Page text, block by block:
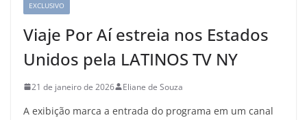
EXCLUSIVO
Viaje Por Aí estreia nos Estados
Unidos pela LATINOS TV NY
21 de janeiro de 2026 Eliane de Souza
A exibição marca a entrada do programa em um canal